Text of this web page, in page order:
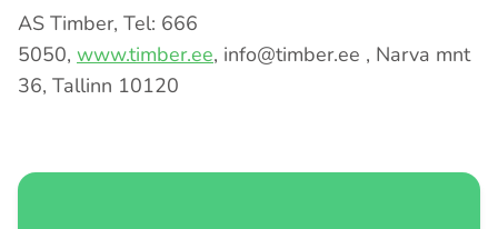
AS Timber, Tel: 666
5050, www.timber.ee, info@timber.ee , Narva mnt
36, Tallinn 10120